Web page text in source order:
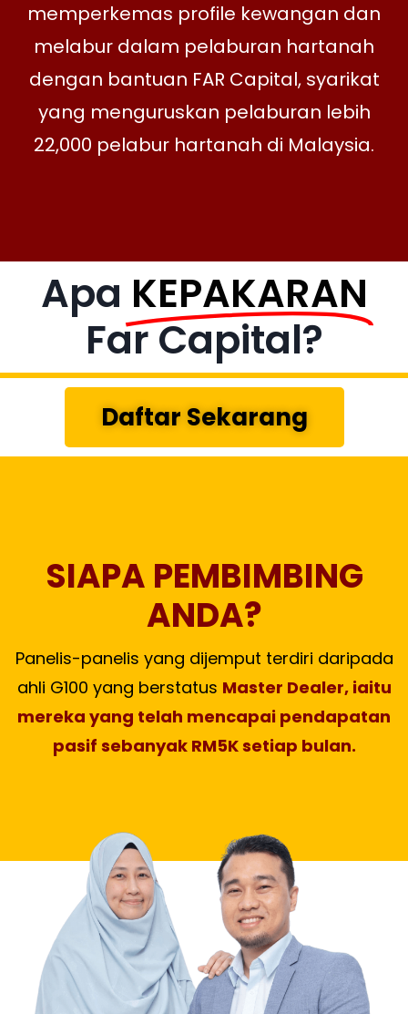
memperkemas profile kewangan dan
melabur dalam pelaburan hartanah
dengan bantuan FAR Capital, syarikat
yang menguruskan pelaburan lebih
22,000 pelabur hartanah di Malaysia.
Apa KEPAKARAN
Far Capital?
Daftar Sekarang
SIAPA PEMBIMBING
ANDA?
Panelis-panelis yang dijemput terdiri daripada
ahli G100 yang berstatus Master Dealer, iaitu
mereka yang telah mencapai pendapatan
pasif sebanyak RM5K setiap bulan.